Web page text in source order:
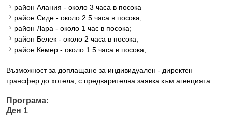
район Алания - около 3 часа в посока
район Сиде - около 2.5 часа в посока;
район Лара - около 1 час в посока;
район Белек - около 2 часа в посока;
район Кемер - около 1.5 часа в посока;
Възможност за доплащане за индивидуален - директен
трансфер до хотела, с предварителна заявка към агенцията.
Програма:
Ден 1